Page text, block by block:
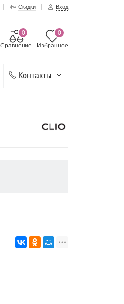
Скидки Вход
Избранное
0
Сравнение
0
Контакты